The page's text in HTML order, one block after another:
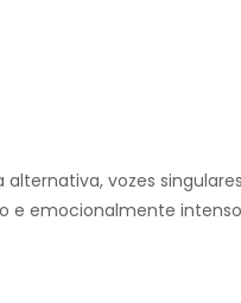
vozes
e emocionalmente